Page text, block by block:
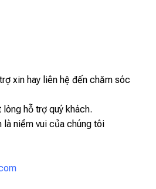
xin hay liên hệ đến chăm sóc
hỗ trợ quý khách.
niềm vui của chúng tôi